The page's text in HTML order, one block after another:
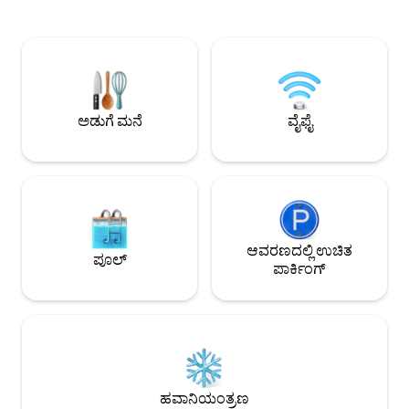
ಕಾರ್ಯನಿರತ ಸಾಯುಲಿತಾದಲ್ಲಿ ಹುಡುಕುವುದು
ಕಷ್ಟ!...ದಯವಿಟ್ಟು ಗಮನಿಸಿ: ಸುತ್ತಮುತ್ತಲಿನ
ಪ್ರದೇಶಗಳಲ್ಲಿ ನಿರ್ಮಾಣವಿದೆ
ವೈ-ಫೈ • ಉಚಿತ
ಕ್ಲಬ್‌ಗೆ ಪ್ರವೇಶ •
ಸ್ನೇಹಿತರ
ಅಡುಗೆ ಮನೆ ವೈಫೈ
ಪೂಲ್
ಆವರಣದಲ್ಲಿ ಉಚಿತ
ಪಾರ್ಕಿಂಗ್
ಹವಾನಿಯಂತ್ರಣ